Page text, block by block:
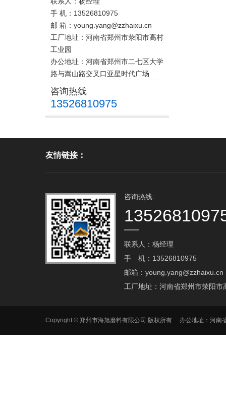
手 机：13526810975
邮 箱：young.yang@zzhaixu.cn
工厂地址：河南省郑州市荥阳市高村
工业园
办公地址：河南省郑州市二七区大学
路与嵩山路交叉口亚星时代广场
咨询热线
13526810975
友情链接：
咨询热线:
联系人：杨经理
手 机：13526810975
邮箱：young.yang@zzhaixu.cn
工厂地址：河南省郑州市荥阳市
Copyright © 郑州市海旭磨料有限公司 版权所有 办公地址：河